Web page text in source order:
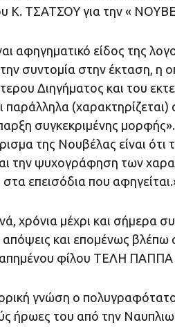
Κ. ΤΣΑΤΣΟΥ για την «
αφηγηματικό είδος της
συντομία στην έκταση, η
Διηγήματος και του
(χαρακτηρίζεται)
συγκεκριμένης
της Νουβέλας είναι ότι
την ψυχογράφηση των
επεισόδια που
χρόνια μέχρι και σήμερα
απόψεις και επομένως βλέπω
φίλου ΤΕΛΗ
γνώση ο
ήρωες του από την